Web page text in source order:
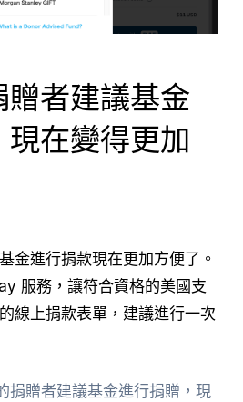
者建議基金
在變得更加
金進行捐款現在更加方便了。
服務，讓符合資格的美國支
線上捐款表單，建議進行一次
捐贈者建議基金進行捐贈，現